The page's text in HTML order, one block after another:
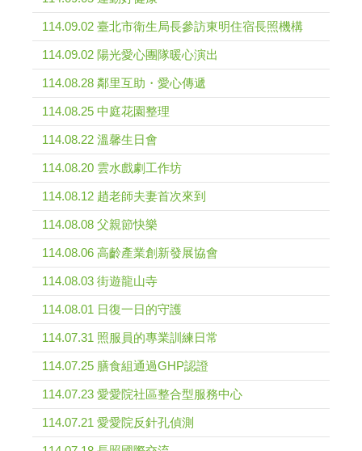
114.09.02 臺北市衛生局長參訪東明住宿長照機構
114.09.02 陽光愛心團隊暖心演出
114.08.28 鄰里互助・愛心傳遞
114.08.25 中庭花園整理
114.08.22 溫馨生日會
114.08.20 雲水戲劇工作坊
114.08.12 趙老師夫妻首次來到
114.08.08 父親節快樂
114.08.06 高齡產業創新發展協會
114.08.03 街遊龍山寺
114.08.01 日復一日的守護
114.07.31 照服員的專業訓練日常
114.07.25 膳食組通過GHP認證
114.07.23 愛愛院社區整合型服務中心
114.07.21 愛愛院反針孔偵測